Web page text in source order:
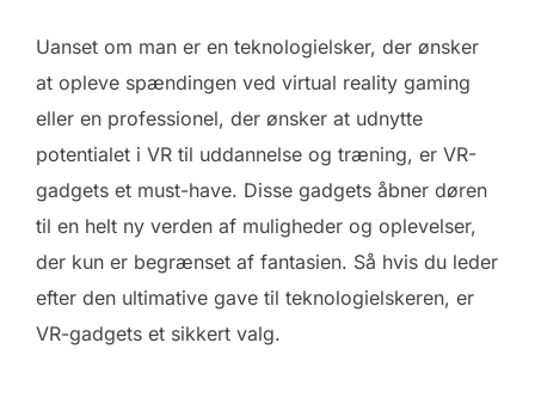
Uanset om man er en teknologielsker, der ønsker
at opleve spændingen ved virtual reality gaming
eller en professionel, der ønsker at udnytte
potentialet i VR til uddannelse og træning, er VR-
gadgets et must-have. Disse gadgets åbner døren
til en helt ny verden af muligheder og oplevelser,
der kun er begrænset af fantasien. Så hvis du leder
efter den ultimative gave til teknologielskeren, er
VR-gadgets et sikkert valg.